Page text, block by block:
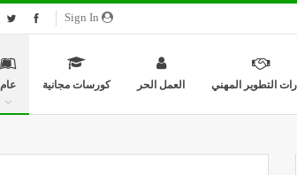
التطوير المهني العمل الحر كورسات مجانية عام